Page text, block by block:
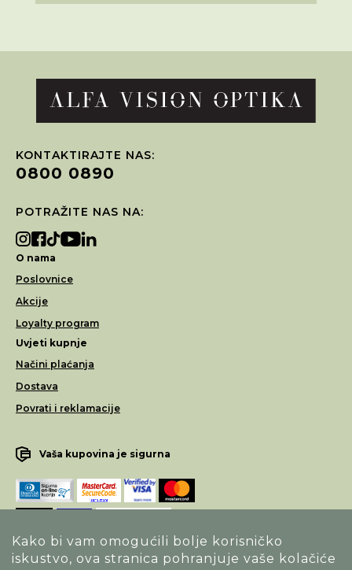
Kako bi vam omogućili bolje korisničko
iskustvo, ova stranica pohranjuje vaše kolačiće
KONTAKTIRAJTE NAS:
0800 0890
POTRAŽITE NAS NA:
O nama
Poslovnice
Akcije
Loyalty program
Uvjeti kupnje
Načini plaćanja
Dostava
Povrati i reklamacije
Vaša kupovina je sigurna